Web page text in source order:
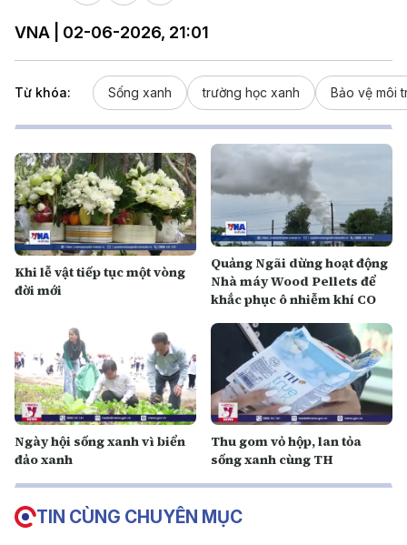
VNA | 02-06-2026, 21:01
Từ khóa: Sống xanh trường học xanh Bảo vệ môi
Khi lễ vật tiếp tục một vòng
đời mới
Quảng Ngãi dừng hoạt động
Nhà máy Wood Pellets để
khắc phục ô nhiễm khí CO
Ngày hội sống xanh vì biển
đảo xanh
Thu gom vỏ hộp, lan tỏa
sống xanh cùng TH
TIN CÙNG CHUYÊN MỤC